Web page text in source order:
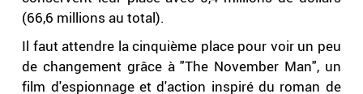
(66,6 millions au total).
Il faut attendre la cinquième place pour voir un peu
de changement grâce à "The November Man", un
film d'espionnage et d'action inspiré du roman de